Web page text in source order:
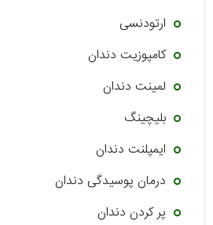
ارتودنسی
کامپوزیت دندان
لمینت دندان
بلیچینگ
ایمپلنت دندان
درمان پوسیدگی دندان
پر کردن دندان